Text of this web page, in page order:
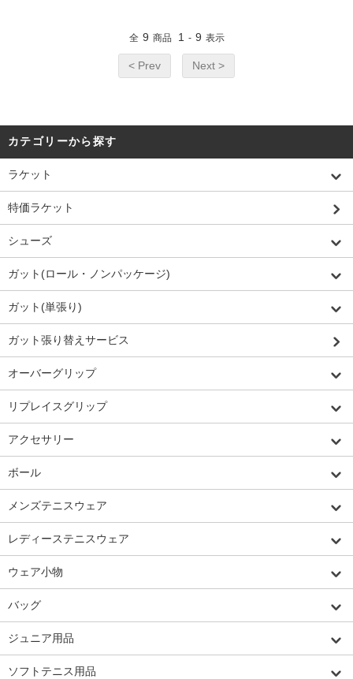
全 9 商品 1 - 9 表示
< Prev Next >
カテゴリーから探す
ラケット
特価ラケット
シューズ
ガット(ロール・ノンパッケージ)
ガット(単張り)
ガット張り替えサービス
オーバーグリップ
リプレイスグリップ
アクセサリー
ボール
メンズテニスウェア
レディーステニスウェア
ウェア小物
バッグ
ジュニア用品
ソフトテニス用品